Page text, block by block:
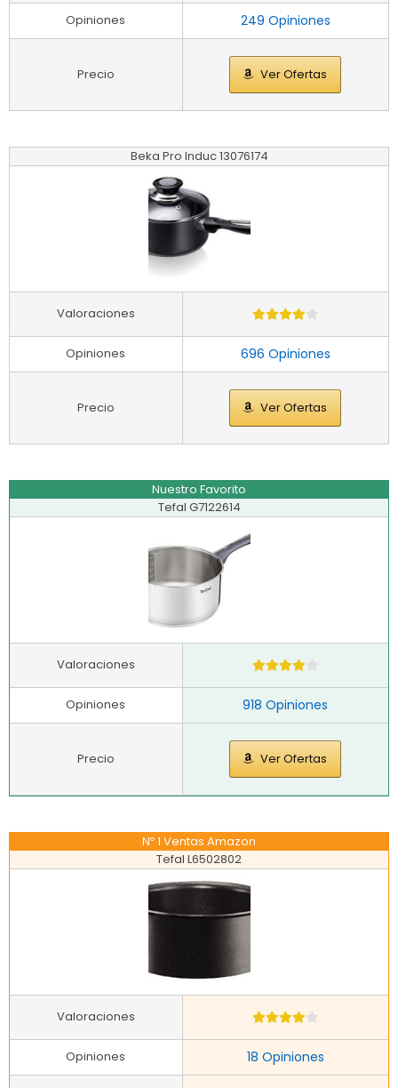
249 Opiniones
Ver Ofertas
Opiniones
Precio
Beka Pro Induc 13076174
696 Opiniones
Ver Ofertas
Valoraciones
Opiniones
Precio
Nuestro Favorito
Tefal G7122614
918 Opiniones
Ver Ofertas
Valoraciones
Opiniones
Precio
Nº 1 Ventas Amazon
Tefal L6502802
18 Opiniones
Valoraciones
Opiniones